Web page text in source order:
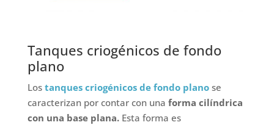
Tanques criogénicos de fondo
plano
Los tanques criogénicos de fondo planose
caracterizan por contar con una forma cilíndrica
con una base plana. Esta forma es